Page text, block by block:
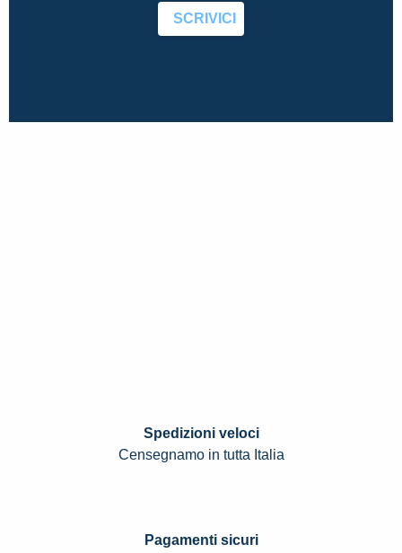
SCRIVICI
Spedizioni veloci
Censegnamo in tutta Italia
Pagamenti sicuri